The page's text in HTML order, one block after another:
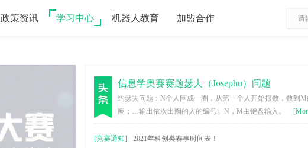
政策资讯 学习中心 机器人教育 加盟合作
信息学奥赛赛题瑟夫（Josephu）问题
约瑟夫问题：N个人围成一圈，从第一个人开始报数，数到
圈；…输出依次出圈的人的编号。N，M由键盘输入。
[竞赛通知] 2021年科创类赛事时间表！